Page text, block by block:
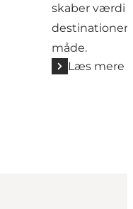
skaber værdi
destinationen
måde.
Læs mere